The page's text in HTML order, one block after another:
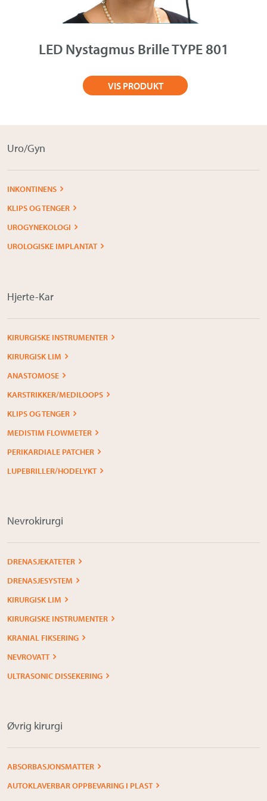
LED Nystagmus Brille TYPE 801
VIS PRODUKT
Uro/Gyn
INKONTINENS
KLIPS OG TENGER
UROGYNEKOLOGI
UROLOGISKE IMPLANTAT
Hjerte-Kar
KIRURGISKE INSTRUMENTER
KIRURGISK LIM
ANASTOMOSE
KARSTRIKKER/MEDILOOPS
KLIPS OG TENGER
MEDISTIM FLOWMETER
PERIKARDIALE PATCHER
LUPEBRILLER/HODELYKT
Nevrokirurgi
DRENASJEKATETER
DRENASJESYSTEM
KIRURGISK LIM
KIRURGISKE INSTRUMENTER
KRANIAL FIKSERING
NEVROVATT
ULTRASONIC DISSEKERING
Øvrig kirurgi
ABSORBASJONSMATTER
AUTOKLAVERBAR OPPBEVARING I PLAST